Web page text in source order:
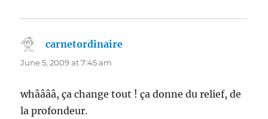
carnetordinaire
June 5, 2009 at 7:45 am
whââââ, ça change tout ! ça donne du relief, de
la profondeur.